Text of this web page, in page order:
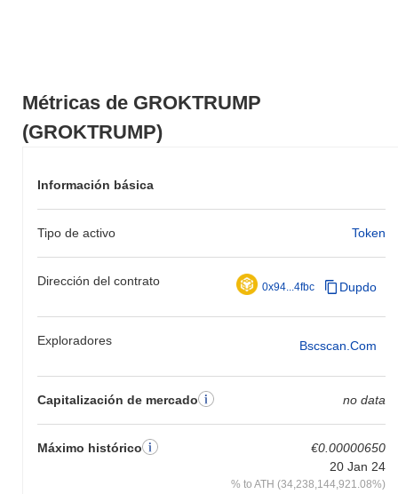
Métricas de GROKTRUMP
(GROKTRUMP)
Información básica
Tipo de activo Token
Dirección del contrato 0x94...4fbc Dupdo
Exploradores Bscscan.com
Capitalización de mercado no data
Máximo histórico
€0.00000650
20 Jan 24
% to ATH (34,238,144,921.08%)